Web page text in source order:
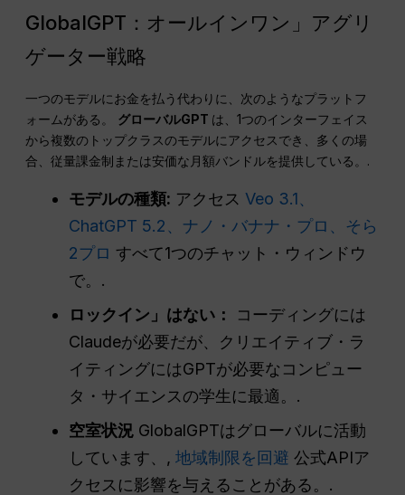
GlobalGPT：オールインワン」アグリ
ゲーター戦略
一つのモデルにお金を払う代わりに、次のようなプラットフ
ォームがある。 グローバルGPT は、1つのインターフェイス
から複数のトップクラスのモデルにアクセスでき、多くの場
合、従量課金制または安価な月額バンドルを提供している。.
モデルの種類: アクセスVeo 3.1、
ChatGPT 5.2、ナノ・バナナ・プロ、そら
2プロ すべて1つのチャット・ウィンドウ
で。.
ロックイン」はない：
コーディングには
Claudeが必要だが、クリエイティブ・ラ
イティングにはGPTが必要なコンピュー
タ・サイエンスの学生に最適。.
空室状況 GlobalGPTはグローバルに活動
しています、,地域制限を回避 公式APIア
クセスに影響を与えることがある。.